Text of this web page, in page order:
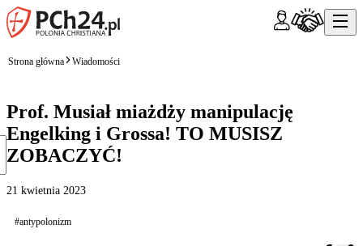
Strona główna Wiadomości
Prof. Musiał miażdży manipulację
Engelking i Grossa! TO MUSISZ
ZOBACZYĆ!
21 kwietnia 2023
#antypolonizm